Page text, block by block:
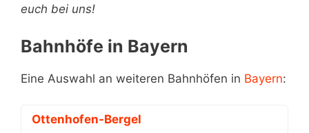
euch bei uns!
Bahnhöfe in Bayern
Eine Auswahl an weiteren Bahnhöfen in Bayern:
Ottenhofen-Bergel